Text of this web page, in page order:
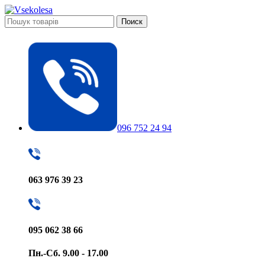
Поиск
096 752 24 94
063 976 39 23
095 062 38 66
Пн.-Сб. 9.00 - 17.00